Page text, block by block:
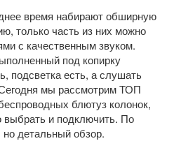
время набирают обширную
только часть из них можно
с качественным звуком.
под копирку
подсветка есть, а слушать
мы рассмотрим ТОП
блютуз колонок,
выбрать и подключить. По
детальный обзор.